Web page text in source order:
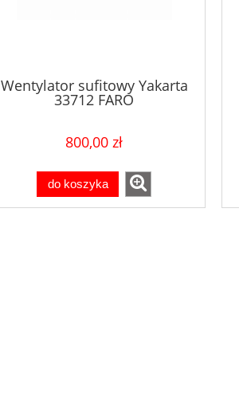
Wentylator sufitowy Yakarta
33712 FARO
800,00 zł
do koszyka